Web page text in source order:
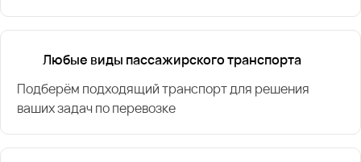
Любые виды пассажирского транспорта
Подберём подходящий транспорт для решения
ваших задач по перевозке